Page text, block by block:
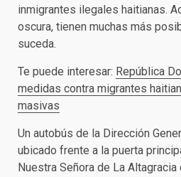
inmigrantes ilegales haitianas.
oscura, tienen muchas más
suceda.
Te puede interesar: República
medidas contra migrantes
masivas
Un autobús de la Dirección
ubicado frente a la puerta
Nuestra Señora de La Altagracia